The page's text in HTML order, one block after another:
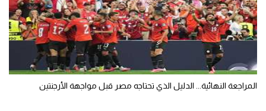
المراجعة النهائية... الدليل الذي تحتاجه مصر قبل مواجهة الأرجنتين